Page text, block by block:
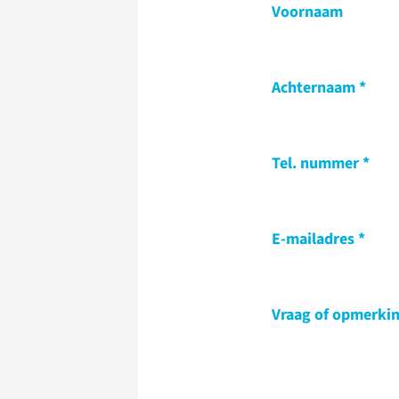
Voornaam
Achternaam
Tel. nummer
E-mailadres
Vraag of